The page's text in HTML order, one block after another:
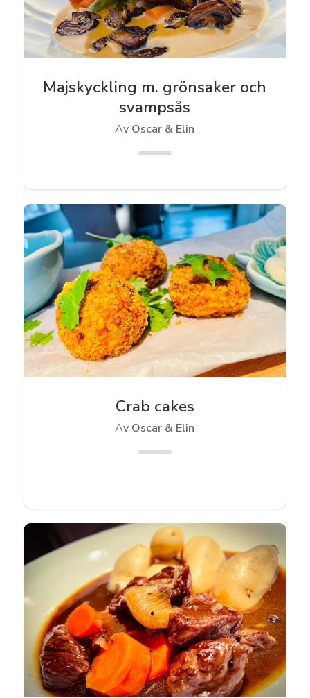
Majskyckling m. grönsaker och
svampsås
Av Oscar & Elin
Crab cakes
Av Oscar & Elin